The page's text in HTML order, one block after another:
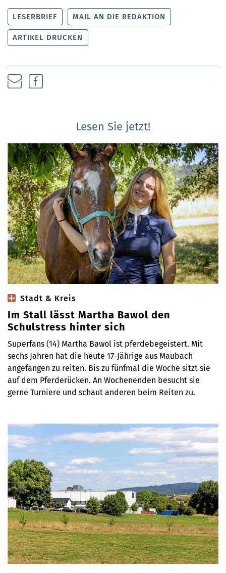
LESERBRIEF MAIL AN DIE REDAKTION
ARTIKEL DRUCKEN
Lesen Sie jetzt!
Stadt & Kreis
Im Stall lässt Martha Bawol den
Schulstress hinter sich
Superfans (14) Martha Bawol ist pferdebegeistert. Mit
sechs Jahren hat die heute 17-Jährige aus Maubach
angefangen zu reiten. Bis zu fünfmal die Woche sitzt sie
auf dem Pferderücken. An Wochenenden besucht sie
gerne Turniere und schaut anderen beim Reiten zu.